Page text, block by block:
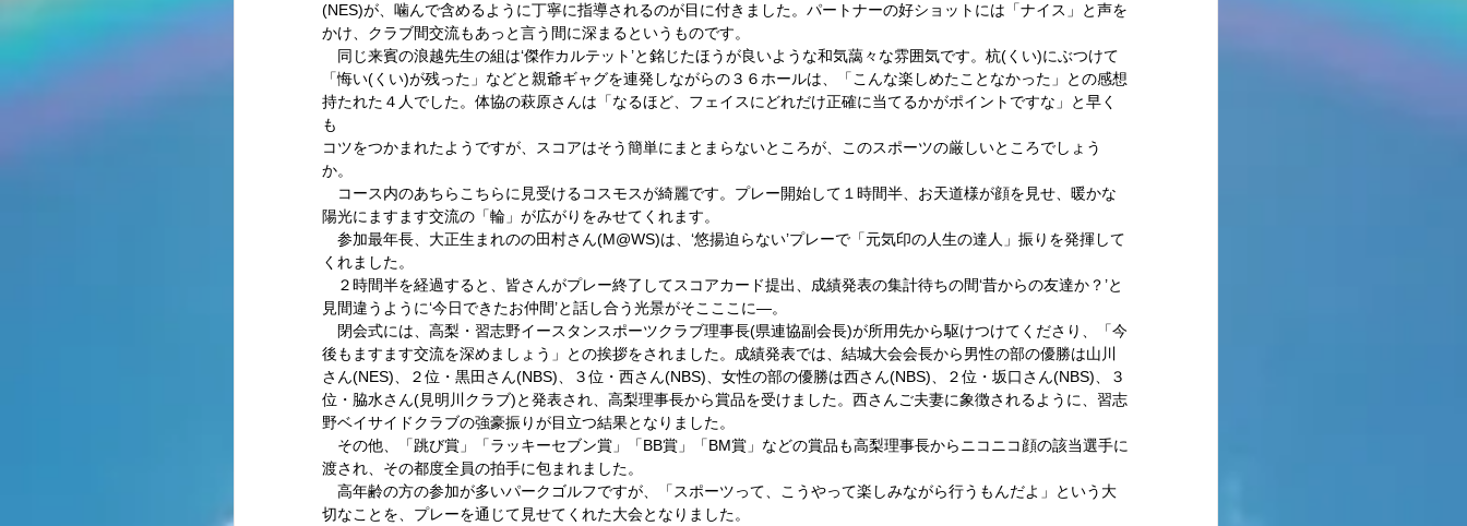
(NES)が、噛んで含めるように丁寧に指導されるのが目に付きました。パートナーの好ショットには「ナイス」と声を
かけ、クラブ間交流もあっと言う間に深まるというものです。
同じ来賓の浪越先生の組は‘傑作カルテット’と銘じたほうが良いような和気藹々な雰囲気です。杭(くい)にぶつけて
「悔い(くい)が残った」などと親爺ギャグを連発しながらの３６ホールは、「こんな楽しめたことなかった」との感想
持たれた４人でした。体協の萩原さんは「なるほど、フェイスにどれだけ正確に当てるかがポイントですな」と早く
も
コツをつかまれたようですが、スコアはそう簡単にまとまらないところが、このスポーツの厳しいところでしょう
か。
コース内のあちらこちらに見受けるコスモスが綺麗です。プレー開始して１時間半、お天道様が顔を見せ、暖かな
陽光にますます交流の「輪」が広がりをみせてくれます。
参加最年長、大正生まれのの田村さん(M@WS)は、‘悠揚迫らない’プレーで「元気印の人生の達人」振りを発揮して
くれました。
２時間半を経過すると、皆さんがプレー終了してスコアカード提出、成績発表の集計待ちの間‘昔からの友達か？’と
見間違うように‘今日できたお仲間’と話し合う光景がそこここに―。
閉会式には、高梨・習志野イースタンスポーツクラブ理事長(県連協副会長)が所用先から駆けつけてくださり、「今
後もますます交流を深めましょう」との挨拶をされました。成績発表では、結城大会会長から男性の部の優勝は山川
さん(NES)、２位・黒田さん(NBS)、３位・西さん(NBS)、女性の部の優勝は西さん(NBS)、２位・坂口さん(NBS)、３
位・脇水さん(見明川クラブ)と発表され、高梨理事長から賞品を受けました。西さんご夫妻に象徴されるように、習志
野ベイサイドクラブの強豪振りが目立つ結果となりました。
その他、「跳び賞」「ラッキーセブン賞」「BB賞」「BM賞」などの賞品も高梨理事長からニコニコ顔の該当選手に
渡され、その都度全員の拍手に包まれました。
高年齢の方の参加が多いパークゴルフですが、「スポーツって、こうやって楽しみながら行うもんだよ」という大
切なことを、プレーを通じて見せてくれた大会となりました。